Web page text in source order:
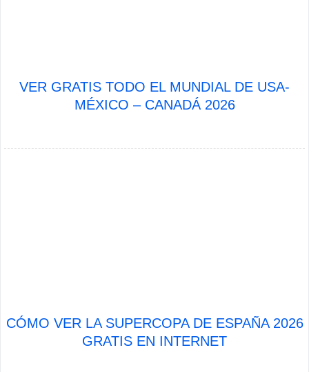
VER GRATIS TODO EL MUNDIAL DE USA-
MÉXICO – CANADÁ 2026
CÓMO VER LA SUPERCOPA DE ESPAÑA 2026
GRATIS EN INTERNET